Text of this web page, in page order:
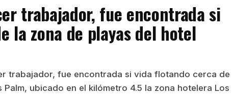
trabajador, fue encontrada si
la zona de playas del hotel
trabajador, fue encontrada si vida flotando cerca de
ubicado en el kilómetro 4.5 la zona hotelera Los